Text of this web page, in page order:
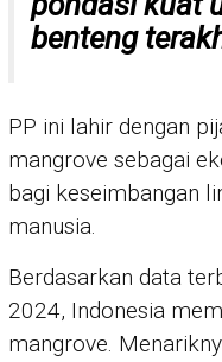
benteng
PP ini lahir dengan
mangrove sebagai
bagi keseimbangan
manusia.
Berdasarkan data
2024, Indonesia
mangrove.